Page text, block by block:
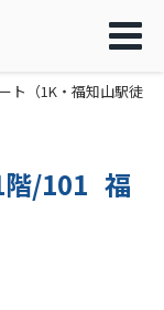
ト（1K・福知山駅徒
階/101 福